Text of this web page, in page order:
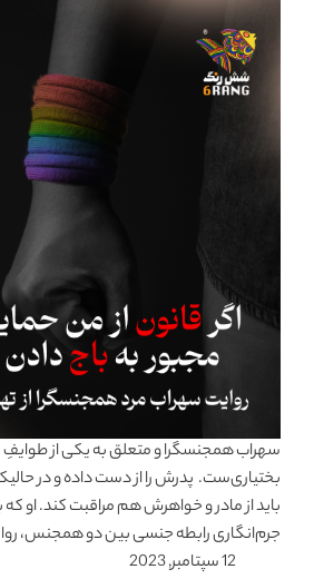
سهراب همجنسگرا و متعلق به یکی از طوایفِ
بختیاری‌ست. پدرش را از دست داده و در
باید از مادر و خواهرش هم مراقبت کند. او که
جرم‌انگاری رابطه جنسی بین دو همجنس،
12 سپتامبر, 2023